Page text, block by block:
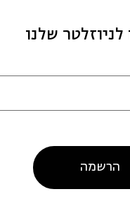
עם הרב אילעאי עופרן
שלנו
הרשמה